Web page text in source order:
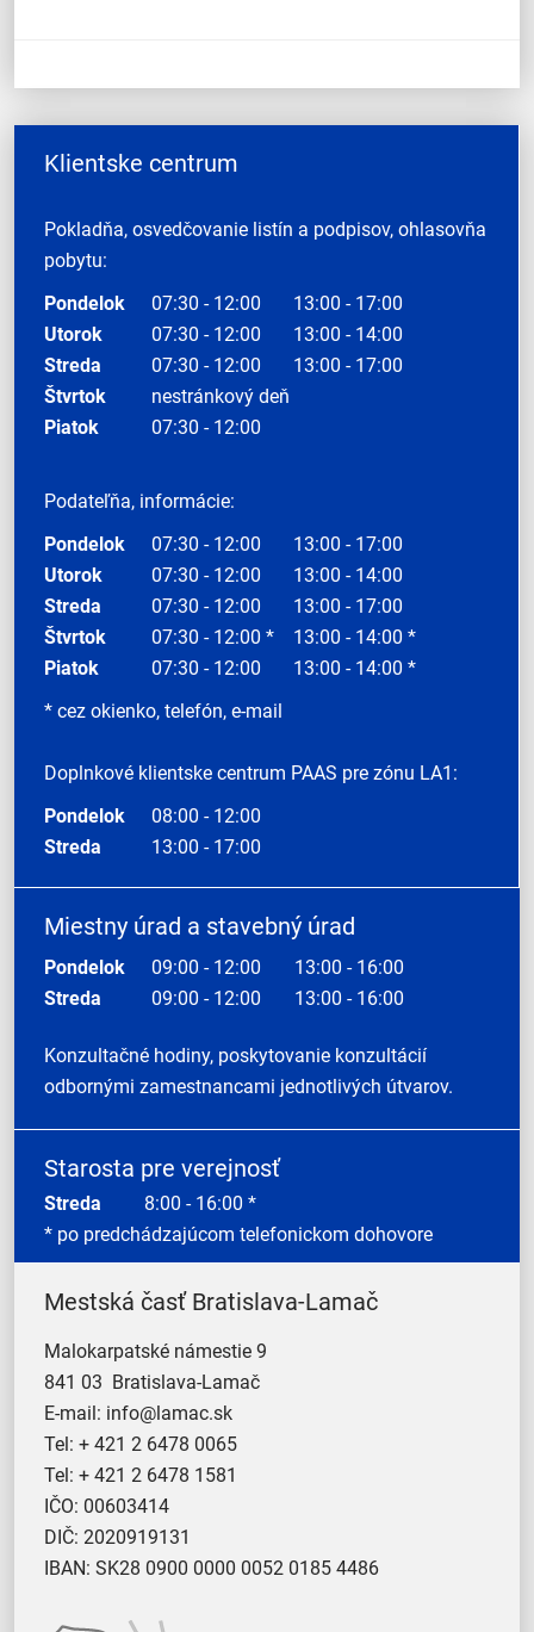
Klientske centrum
Pokladňa, osvedčovanie listín a podpisov, ohlasovňa
pobytu:
Pondelok
07:30 - 12:00
13:00 - 17:00
Utorok
07:30 - 12:00
13:00 - 14:00
Streda
07:30 - 12:00
13:00 - 17:00
Štvrtok
nestránkový deň
Piatok
07:30 - 12:00
Podateľňa, informácie:
Pondelok
07:30 - 12:00
13:00 - 17:00
Utorok
07:30 - 12:00
13:00 - 14:00
Streda
07:30 - 12:00
13:00 - 17:00
Štvrtok
07:30 - 12:00 *
13:00 - 14:00 *
Piatok
07:30 - 12:00
13:00 - 14:00 *
* cez okienko, telefón, e-mail
Doplnkové klientske centrum PAAS pre zónu LA1:
Pondelok
08:00 - 12:00
Streda
13:00 - 17:00
Miestny úrad a stavebný úrad
Pondelok 09:00 - 12:00
13:00 - 16:00
Streda
09:00 - 12:00 13:00 - 16:00
Konzultačné hodiny, poskytovanie konzultácií
odbornými zamestnancami jednotlivých útvarov.
Starosta pre verejnosť
Streda 8:00 - 16:00 *
* po predchádzajúcom telefonickom dohovore
Mestská časť Bratislava-Lamač
Malokarpatské námestie 9
841 03 Bratislava-Lamač
E-mail: info@lamac.sk
Tel: + 421 2 6478 0065
Tel: + 421 2 6478 1581
IČO: 00603414
DIČ: 2020919131
IBAN: SK28 0900 0000 0052 0185 4486